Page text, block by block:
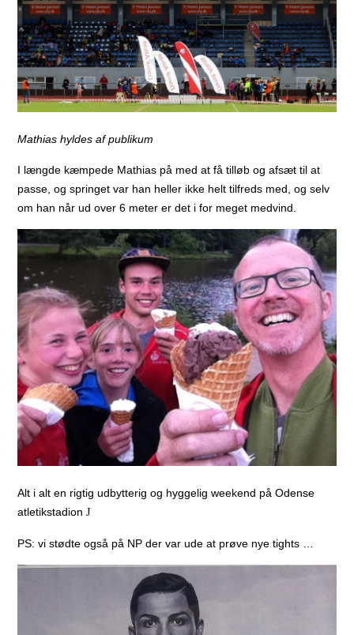
Mathias hyldes af publikum
I længde kæmpede Mathias på med at få tilløb og afsæt til at
passe, og springet var han heller ikke helt tilfreds med, og selv
om han når ud over 6 meter er det i for meget medvind.
Alt i alt en rigtig udbytterig og hyggelig weekend på Odense
atletikstadionJ
PS: vi stødte også på NP der var ude at prøve nye tights …